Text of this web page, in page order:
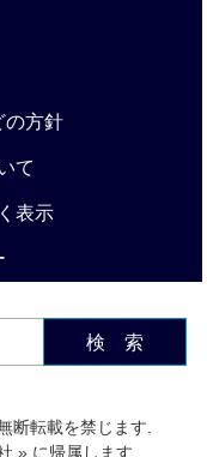
の方針
て
表示
検 索
断転載を禁じます.
» に帰属します.